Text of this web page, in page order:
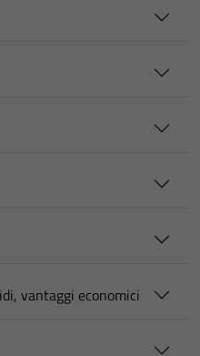
vantaggi economici